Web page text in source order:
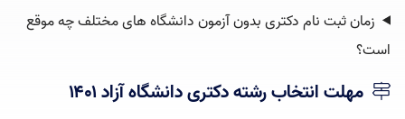
زمان ثبت نام دکتری بدون آزمون دانشگاه های مختلف چه موقع
است؟
مهلت انتخاب رشته دکتری دانشگاه آزاد ۱۴۰۱